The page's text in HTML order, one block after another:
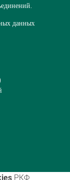
данных
РКФ